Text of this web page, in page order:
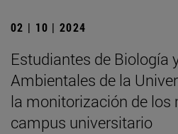
02 | 10 | 2024
Estudiantes de Biología
Ambientales de la
la monitorización de los
campus universitario